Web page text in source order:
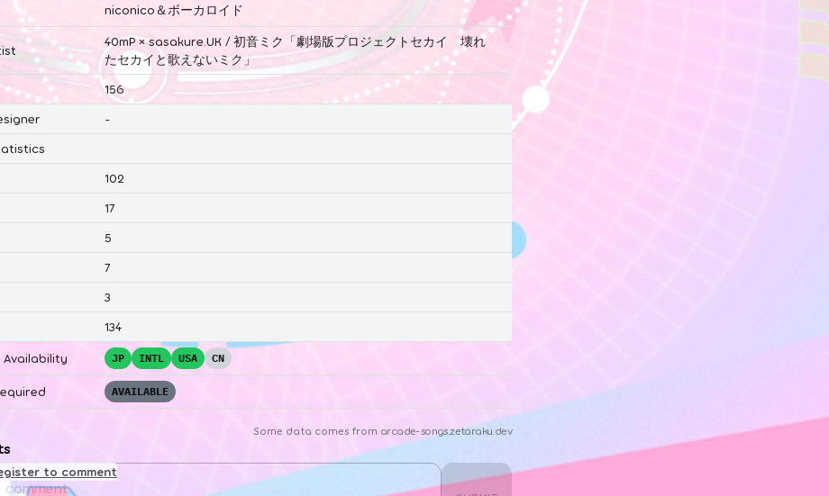
niconico＆ボーカロイド
40mP × sasakure.UK / 初音ミク「劇場版プロジェクトセカイ 壊れ
たセカイと歌えないミク」
156
-
102
17
5
7
3
134
Availability JP INTL USA CN
AVAILABLE
Some data comes from arcade-songs.zetaraku.dev
to comment